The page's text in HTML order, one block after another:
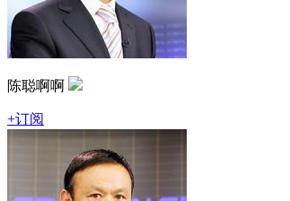
陈聪啊啊
+订阅